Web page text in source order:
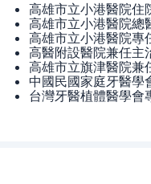
高雄市立小港醫院住
高雄市立小港醫院總
高雄市立小港醫院專
高醫附設醫院兼任主
高雄市立旗津醫院兼
中國民國家庭牙醫學
台灣牙醫植體醫學會